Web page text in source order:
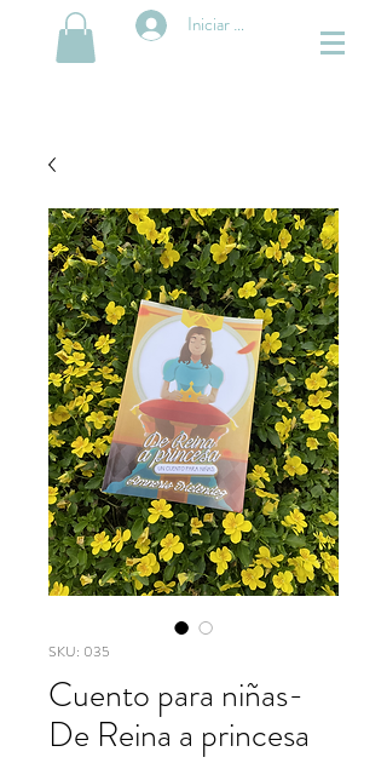
Iniciar sesión
SKU: 035
Cuento para niñas-
De Reina a princesa